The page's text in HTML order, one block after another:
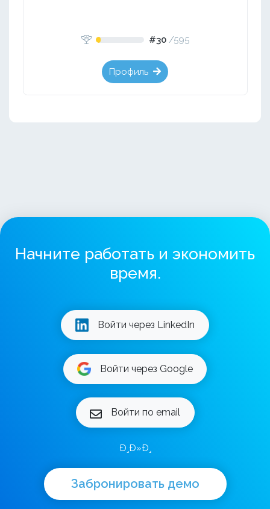
#30/595
Профиль
Начните работать и экономить
время.
Войти через LinkedIn
Войти через Google
Войти по email
Ð¸Ð»Ð¸
Забронировать демо